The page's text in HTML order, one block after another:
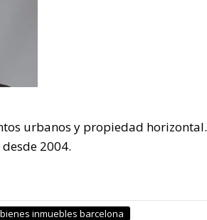
urbanos y propiedad horizontal.
desde 2004.
inmuebles barcelona